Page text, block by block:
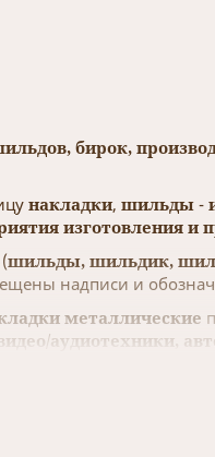
бирок,
накладки, шильды -
изготовления
(шильды, шильдик,
надписи и
металлические
аудиотехники,
мебели,